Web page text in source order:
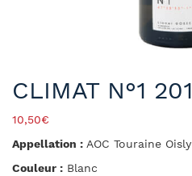
CLIMAT N°1
10,50€
Appellation : AOC Touraine Oisly
Couleur : Blanc